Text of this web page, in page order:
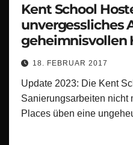
Kent School
unvergessliches
geheimnisvollen
18. FEBRUAR 2017
Update 2023: Die Kent
Sanierungsarbeiten nicht
Places üben eine